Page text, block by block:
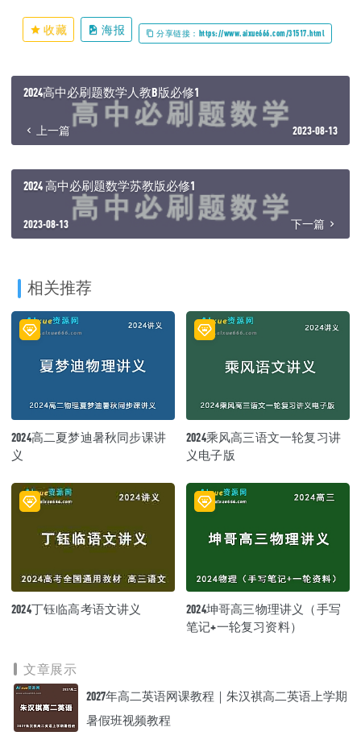
收藏 海报 分享链接：https://www.aixue666.com/31517.html
2024高中必刷题数学人教B版必修1
上一篇 2023-08-13
2024 高中必刷题数学苏教版必修1
2023-08-13 下一篇
相关推荐
2024高二夏梦迪暑秋同步课讲
义
2024乘风高三语文一轮复习讲
义电子版
2024丁钰临高考语文讲义
2024坤哥高三物理讲义（手写
笔记+一轮复习资料）
文章展示
2027年高二英语网课教程｜朱汉祺高二英语上学期
暑假班视频教程